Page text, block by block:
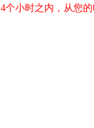
个小时之内，从您